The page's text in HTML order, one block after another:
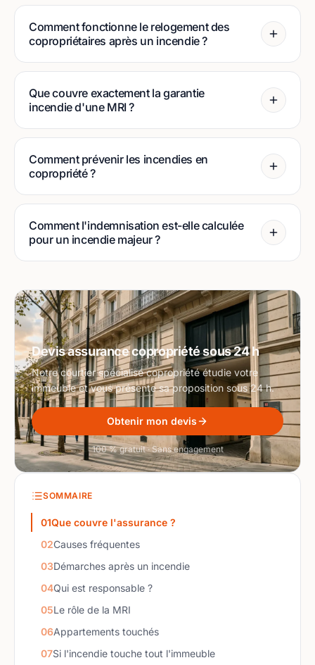
Comment fonctionne le relogement des
copropriétaires après un incendie ?
Que couvre exactement la garantie
incendie d'une MRI ?
Comment prévenir les incendies en
copropriété ?
Comment l'indemnisation est-elle calculée
pour un incendie majeur ?
Devis assurance copropriété sous 24 h
Notre courtier spécialisé copropriété étudie votre
immeuble et vous présente sa proposition sous 24 h.
Obtenir mon devis
100 % gratuit · Sans engagement
SOMMAIRE
01Que couvre l'assurance ?
02Causes fréquentes
03Démarches après un incendie
04Qui est responsable ?
05Le rôle de la MRI
06Appartements touchés
07Si l'incendie touche tout l'immeuble